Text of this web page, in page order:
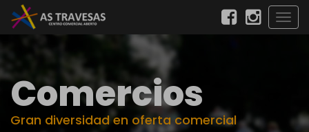
Comercios
Gran diversidad en oferta comercial